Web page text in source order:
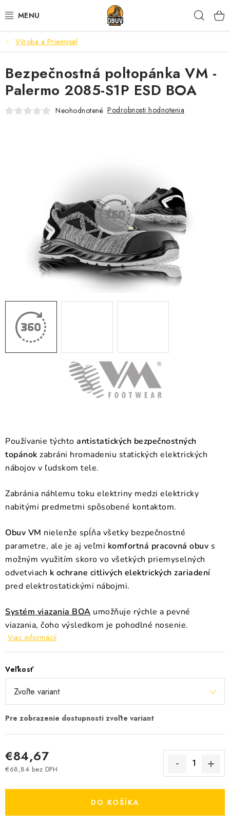
na
PRACOVNÁ A BEZPEČNOSTNÁ OBUV
VOĽNOČASOVÁ OBUV
VÝPREDAJ
BEZPEČNOSTNÉ NORMY A SYMBOLY
KONTAKT
HODNOTENIE OBCHODU
OCHRANNÉ PRACOVNÉ POMÔCKY
INFORMÁCIE PRE ZÁKAZNÍKOV
Výroba a Priemysel
Používanie týchto antistatických bezpečnostných
topánok zabráni hromadeniu statických elektrických
nábojov v ľudskom tele.
Zabránia náhlemu toku elektriny medzi elektricky
nabitými predmetmi spôsobené kontaktom.
Obuv VM nielenže spĺňa všetky bezpečnostné
parametre, ale je aj veľmi komfortná pracovná obuv s
možným využitím skoro vo všetkých priemyselných
odvetviach k ochrane citlivých elektrických zariadení
pred elektrostatickými nábojmi.
Systém viazania BOA umožňuje rýchle a pevné
viazania, čoho výsledkom je pohodlné nosenie.
Viac informácií
Veľkosť
€84,67
€68,84 bez DPH
DO KOŠÍKA
Bezpečnostná poltopánka VM -
Palermo 2085-S1P ESD BOA
Neohodnotené Podrobnosti hodnotenia